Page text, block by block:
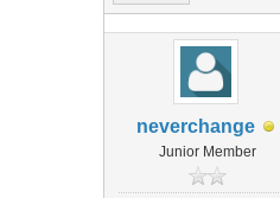
neverchange
Junior Member